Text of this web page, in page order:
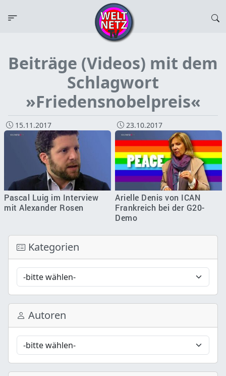
Beiträge (Videos) mit dem
Schlagwort
»Friedensnobelpreis«
15.11.2017
Pascal Luig im Interview
mit Alexander Rosen
23.10.2017
Arielle Denis von ICAN
Frankreich bei der G20-
Demo
Kategorien
Autoren